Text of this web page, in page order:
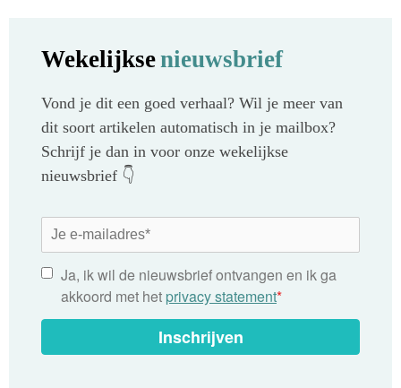
Wekelijksenieuwsbrief
Vond je dit een goed verhaal? Wil je meer van
dit soort artikelen automatisch in je mailbox?
Schrijf je dan in voor onze wekelijkse
nieuwsbrief 👇
Ja, ik wil de nieuwsbrief ontvangen en ik ga
akkoord met het privacy statement*
Inschrijven